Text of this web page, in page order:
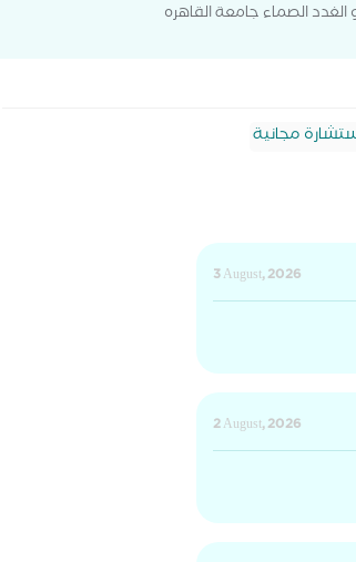
الصماء جامعة القاهره
مجانية
3 August, 2026
2 August, 2026